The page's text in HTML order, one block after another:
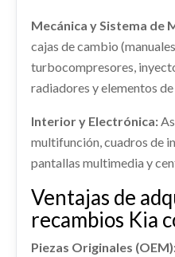
TRANSMISION
49501A4000SJ
KIA CARENS IV 1.6 GDI
Ref: 2274366 OEM:
AMORTIGUADOR
IZQUIERDO
AMORTIGUADOR
KIA CARENS IV 1.6 GDI
Mecánica y Sistema de
cajas de cambio
turbocompresores,
radiadores y elementos de
Interior y Electrónica:
multifunción, cuadros de
pantallas multimedia y
Ventajas de
recambios Kia
Piezas Originales